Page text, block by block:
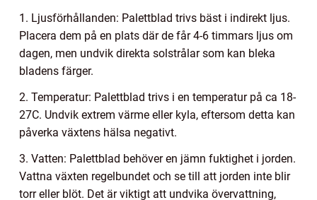
1. Ljusförhållanden: Palettblad trivs bäst i indirekt ljus.
Placera dem på en plats där de får 4-6 timmars ljus om
dagen, men undvik direkta solstrålar som kan bleka
bladens färger.
2. Temperatur: Palettblad trivs i en temperatur på ca 18-
27C. Undvik extrem värme eller kyla, eftersom detta kan
påverka växtens hälsa negativt.
3. Vatten: Palettblad behöver en jämn fuktighet i jorden.
Vattna växten regelbundet och se till att jorden inte blir
torr eller blöt. Det är viktigt att undvika övervattning,